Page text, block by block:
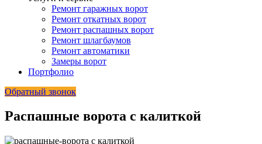
Ремонт гаражных ворот
Ремонт откатных ворот
Ремонт распашных ворот
Ремонт шлагбаумов
Ремонт автоматики
Замеры ворот
Портфолио
Обратный звонок
Распашные ворота с калиткой